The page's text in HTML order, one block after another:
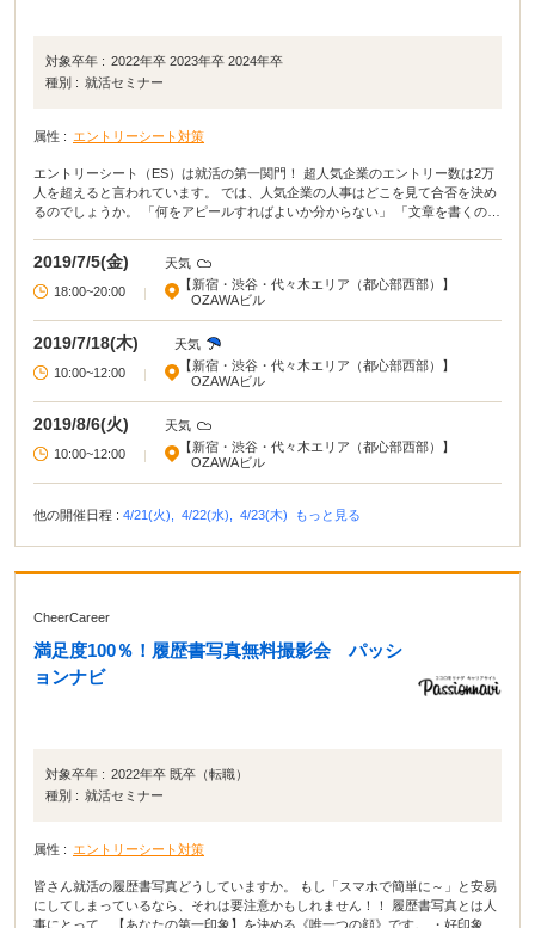
対象卒年 : 2022年卒 2023年卒 2024年卒
種別 : 就活セミナー
属性 : エントリーシート対策
エントリーシート（ES）は就活の第一関門！ 超人気企業のエントリー数は2万
人を超えると言われています。 では、人気企業の人事はどこを見て合否を決め
るのでしょうか。 「何をアピールすればよいか分からない」 「文章を書くのが
解説し、就活戦線に向けて対策します。 -----------------------------------------------
-- ■ESの書き方の基礎を伝授 ■人事の目に留まるマル秘テクニック ■採用のプ
ロが添削フィードバック ------------------------------------------------- アピールした
ます。
2019/7/5(金)
天気
18:00~20:00
|
【新宿・渋谷・代々木エリア（都心部西部）】
OZAWAビル
2019/7/18(木)
天気
10:00~12:00
|
【新宿・渋谷・代々木エリア（都心部西部）】
OZAWAビル
2019/8/6(火)
天気
10:00~12:00
|
【新宿・渋谷・代々木エリア（都心部西部）】
OZAWAビル
他の開催日程 : 4/21(火), 4/22(水), 4/23(木) もっと見る
CheerCareer
満足度100％！履歴書写真無料撮影会 パッシ
ョンナビ
対象卒年 : 2022年卒 既卒（転職）
種別 : 就活セミナー
属性 : エントリーシート対策
皆さん就活の履歴書写真どうしていますか。 もし「スマホで簡単に～」と安易
にしてしまっているなら、それは要注意かもしれません！！ 履歴書写真とは人
事にとって、【あなたの第一印象】を決める《唯一つの顔》です。 ・好印象を